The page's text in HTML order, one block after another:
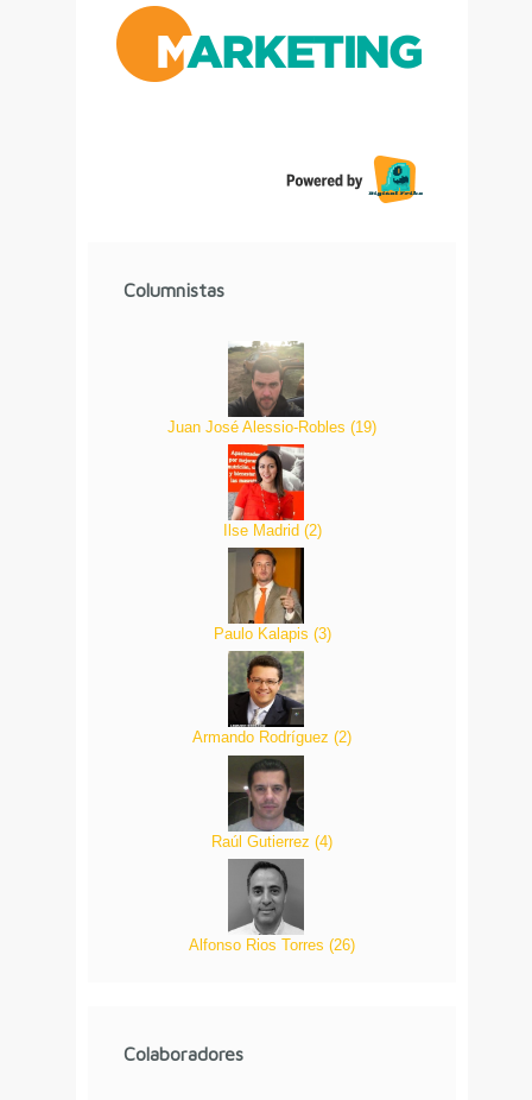
Columnistas
Juan José Alessio-Robles (19)
Ilse Madrid (2)
Paulo Kalapis (3)
Armando Rodríguez (2)
Raúl Gutierrez (4)
Alfonso Rios Torres (26)
Colaboradores